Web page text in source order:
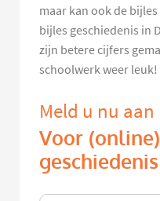
maar kan ook de
bijles geschiedenis in
zijn betere cijfers
schoolwerk weer leuk!
Meld u nu aan
Voor